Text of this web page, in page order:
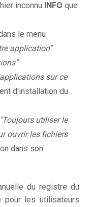
inconnu INFO que
le menu
application"
sur ce
d'installation du
"Toujours utiliser le
ouvrir les fichiers
dans son
du registre du
pour les utilisateurs